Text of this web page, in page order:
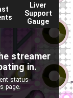
Liver
Support
Gauge
streamer
in.
status
page.